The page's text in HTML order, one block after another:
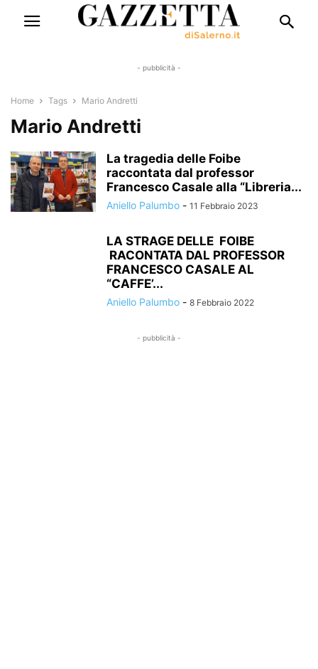
- pubblicità -
Home Tags Mario Andretti
Mario Andretti
La tragedia delle Foibe
raccontata dal professor
Francesco Casale alla “Libreria...
Aniello Palumbo - 11 Febbraio 2023
LA STRAGE DELLE FOIBE
RACONTATA DAL PROFESSOR
FRANCESCO CASALE AL
“CAFFE’...
Aniello Palumbo - 8 Febbraio 2022
- pubblicità -